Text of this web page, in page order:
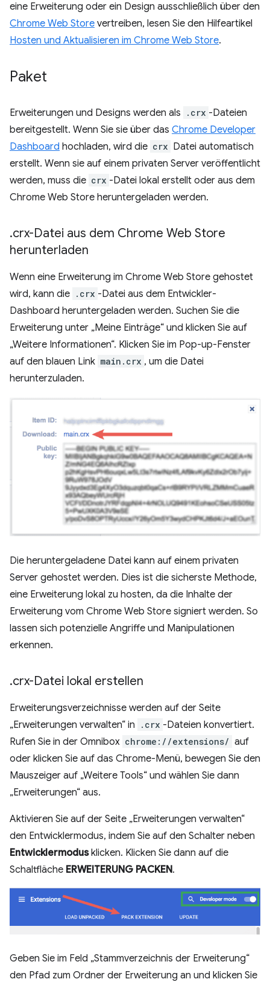
eine Erweiterung oder ein Design ausschließlich über den
Chrome Web Store vertreiben, lesen Sie den Hilfeartikel
Hosten und Aktualisieren im Chrome Web Store.
Paket
Erweiterungen und Designs werden als .crx -Dateien
bereitgestellt. Wenn Sie sie über das Chrome Developer
Dashboard hochladen, wird die crx Datei automatisch
erstellt. Wenn sie auf einem privaten Server veröffentlicht
werden, muss die crx -Datei lokal erstellt oder aus dem
Chrome Web Store heruntergeladen werden.
.crx-Datei aus dem Chrome Web Store
herunterladen
Wenn eine Erweiterung im Chrome Web Store gehostet
wird, kann die .crx -Datei aus dem Entwickler-
Dashboard heruntergeladen werden. Suchen Sie die
Erweiterung unter „Meine Einträge“ und klicken Sie auf
„Weitere Informationen“. Klicken Sie im Pop-up-Fenster
auf den blauen Link main.crx , um die Datei
herunterzuladen.
Die heruntergeladene Datei kann auf einem privaten
Server gehostet werden. Dies ist die sicherste Methode,
eine Erweiterung lokal zu hosten, da die Inhalte der
Erweiterung vom Chrome Web Store signiert werden. So
lassen sich potenzielle Angriffe und Manipulationen
erkennen.
.crx-Datei lokal erstellen
Erweiterungsverzeichnisse werden auf der Seite
„Erweiterungen verwalten“ in
.crx -Dateien konvertiert.
Rufen Sie in der Omnibox chrome://extensions/ auf
oder klicken Sie auf das Chrome-Menü, bewegen Sie den
Mauszeiger auf „Weitere Tools“ und wählen Sie dann
„Erweiterungen“ aus.
Aktivieren Sie auf der Seite „Erweiterungen verwalten“
den Entwicklermodus, indem Sie auf den Schalter neben
Entwicklermodusklicken. Klicken Sie dann auf die
Schaltfläche ERWEITERUNG PACKEN.
Geben Sie im Feld „Stammverzeichnis der Erweiterung“
den Pfad zum Ordner der Erweiterung an und klicken Sie